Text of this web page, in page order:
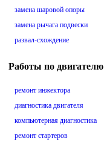
замена шаровой опоры
замена рычага подвески
развал-схождение
Работы по двигателю
ремонт инжектора
диагностика двигателя
компьютерная диагностика
ремонт стартеров